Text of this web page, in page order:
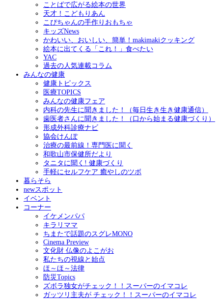
ことばで広がる絵本の世界
天才！こどもりあん
こぴちゃんの手作りおもちゃ
キッズNews
かわいい、おいしい、簡単！makimakiクッキング
絵本に出てくる「これ！」食べたい
YAC
過去の人気連載コラム
みんなの健康
健康トピックス
医療TOPICS
みんなの健康フェア
内科の先生に聞きました！（毎日生き生き健康通信）
歯医者さんに聞きました！（口から始まる健康づくり）
形成外科診療ナビ
協会けんぽ
治療の最前線！専門医に聞く
和歌山市保健所だより
タニタに聞く! 健康づくり
手軽にセルフケア 癒やしのツボ
暮らそら
newスポット
イベント
コーナー
イケメンパパ
キラリママ
ちまたで話題のスグレMONO
Cinema Preview
文化財 仏像のよこがお
私たちの視線と始点
ほ～ほ～法律
防災Topics
ズボラ独女がチェック！！スーパーのイマコレ
ガッツリ主夫が チェック！！スーパーのイマコレ